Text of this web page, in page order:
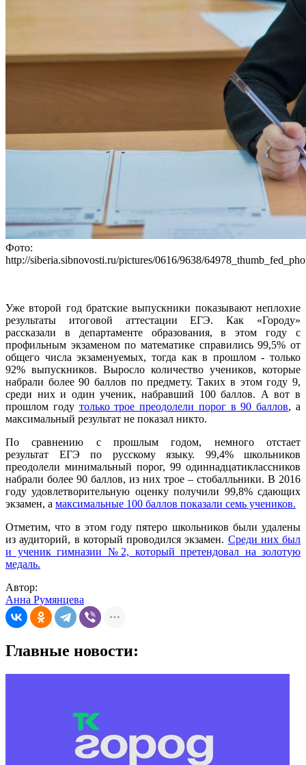
Фото:
http://siberia.sibnovosti.ru/pictures/0616/9638/
Уже второй год братские выпускники показывают неплохие
результаты итоговой аттестации ЕГЭ. Как «Городу»
рассказали в департаменте образования, в этом году с
профильным экзаменом по математике справились 99,5% от
общего числа экзаменуемых, тогда как в прошлом - только
92% выпускников. Выросло количество учеников, которые
набрали более 90 баллов по предмету. Таких в этом году 9,
среди них и один ученик, набравший 100 баллов. А вот в
прошлом году только трое преодолели порог в 90 баллов, а
максимальный результат не показал никто.
По сравнению с прошлым годом, немного отстает
результат ЕГЭ по русскому языку. 99,4% школьников
преодолели минимальный порог, 99 одиннадцатиклассников
набрали более 90 баллов, из них трое – стобалльники. В 2016
году удовлетворительную оценку получили 99,8% сдающих
экзамен, а максимальные 100 баллов показали семь учеников.
Отметим, что в этом году пятеро школьников были удалены
из аудиторий, в который проводился экзамен. Среди них был
и ученик гимназии №2, который претендовал на золотую
медаль.
Автор:
Анна Румянцева
Главные новости: